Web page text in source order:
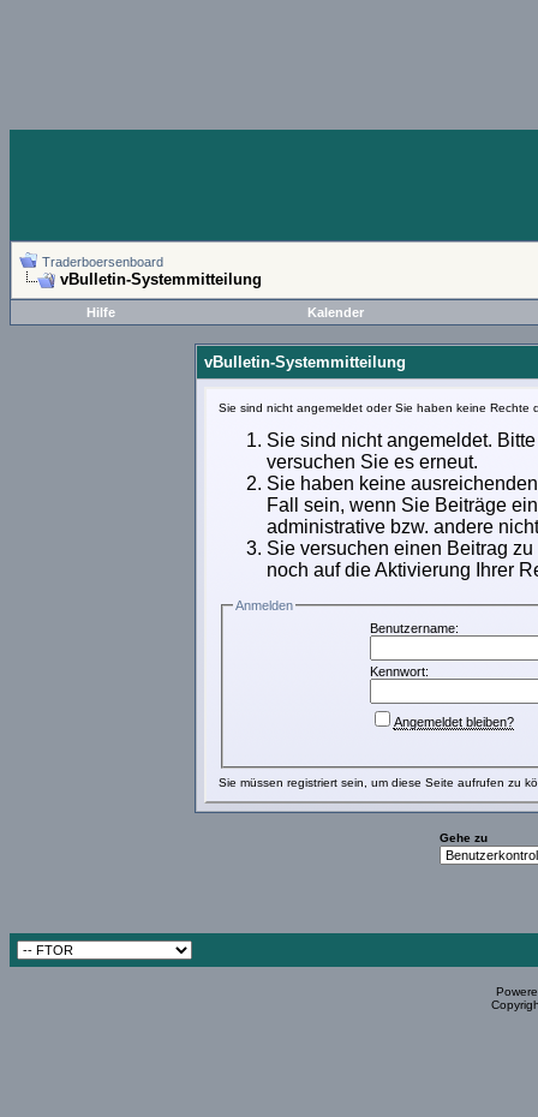
Traderboersenboard
vBulletin-Systemmitteilung
Hilfe Kalender
vBulletin-Systemmitteilung
Sie sind nicht angemeldet oder Sie haben keine
Sie sind nicht angemeldet.
versuchen Sie es erneut.
Sie haben keine
Fall sein, wenn Sie Beiträge
administrative bzw. andere
Sie versuchen einen Beitrag
noch auf die Aktivierung Ihrer
Anmelden
Benutzername:
Kennwort:
Angemeldet bleiben?
Sie müssen registriert sein, um diese Seite aufrufen zu
Gehe zu